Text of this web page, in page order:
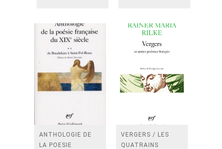
ANTHOLOGIE DE
LA POESIE
VERGERS / LES
QUATRAINS